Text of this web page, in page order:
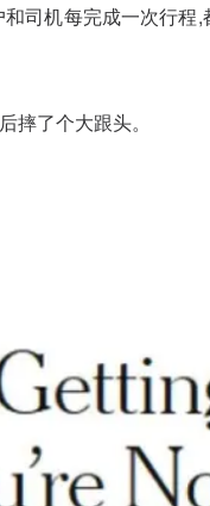
司机每完成一次行
摔了个大跟头。